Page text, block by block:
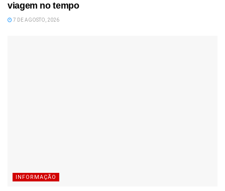
viagem no tempo
7 DE AGOSTO, 2026
INFORMAÇÃO